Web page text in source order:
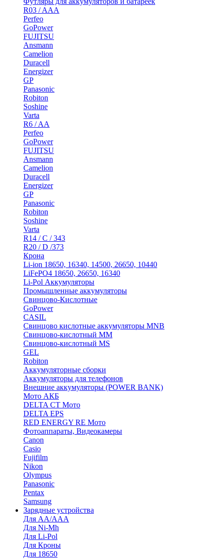
R03 / AAA
Perfeo
GoPower
FUJITSU
Ansmann
Camelion
Duracell
Energizer
GP
Panasonic
Robiton
Soshine
Varta
R6 / AA
Perfeo
GoPower
FUJITSU
Ansmann
Camelion
Duracell
Energizer
GP
Panasonic
Robiton
Soshine
Varta
R14 / C / 343
R20 / D /373
Крона
Li-ion 18650, 16340, 14500, 26650, 10440
LiFePO4 18650, 26650, 16340
Li-Pol Аккумуляторы
Промышленные аккумуляторы
Свинцово-Кислотные
GoPower
CASIL
Свинцово кислотные аккумуляторы MNB
Cвинцово-кислотный MM
Cвинцово-кислотный MS
GEL
Robiton
Аккумуляторные сборки
Аккумуляторы для телефонов
Внешние аккумуляторы (POWER BANK)
Мото АКБ
DELTA CT Мото
DELTA EPS
RED ENERGY RE Мото
Фотоаппараты, Видеокамеры
Canon
Casio
Fujifilm
Nikon
Olympus
Panasonic
Pentax
Samsung
Зарядные устройства
Для AA/AAA
Для Ni-Mh
Для Li-Pol
Для Кроны
Для 18650